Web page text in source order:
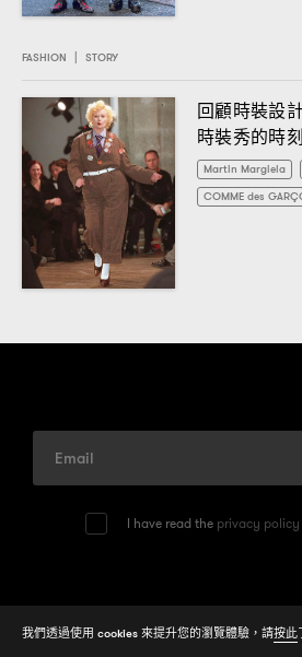
FASHION STORY
回顧時裝設
時裝秀的時刻
Martin Margiela
COMME des
I have read the privacy policy
我們透過使用 cookies 來提升您的瀏覽體驗，請按此